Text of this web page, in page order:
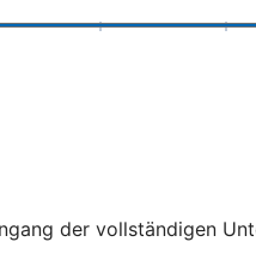
der vollständigen